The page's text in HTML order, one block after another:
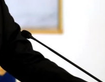
Двухуровневые номера и
Каким будет новый бутик-